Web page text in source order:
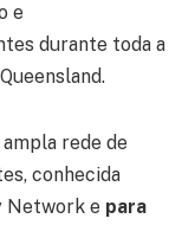
e
durante toda a
rede de
conhecida
Network e para